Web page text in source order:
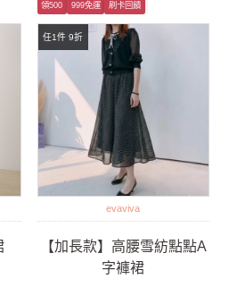
任1件 9折
領500 999免運 刷卡回饋
evaviva
【加長款】高腰雪紡點點A
字褲裙